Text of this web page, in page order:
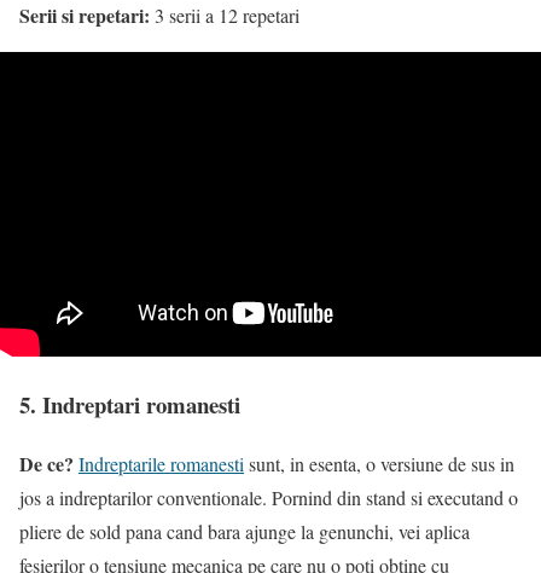
Serii si repetari: 3 serii a 12 repetari
5. Indreptari romanesti
De ce? Indreptarile romanestisunt, in esenta, o versiune de sus in
jos a indreptarilor conventionale. Pornind din stand si executand o
pliere de sold pana cand bara ajunge la genunchi, vei aplica
fesierilor o tensiune mecanica pe care nu o poti obtine cu